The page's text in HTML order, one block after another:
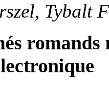
Tybalt
romands